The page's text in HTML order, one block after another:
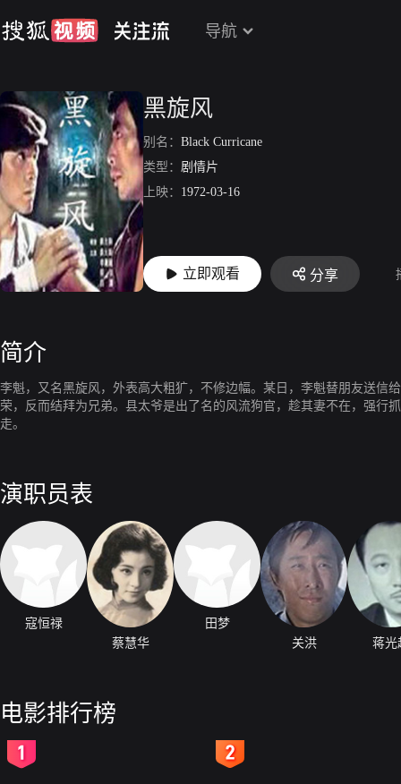
导航
黑旋风
别名： Black Curricane
类型： 剧情片
上映： 1972-03-16
立即观看 分享
简介
李魁，又名黑旋风，外表高大粗犷，不修边幅。某日，李魁替朋友送信
荣，反而结拜为兄弟。县太爷是出了名的风流狗官，趁其妻不在，强行
走。
演职员表
寇恒禄
蔡慧华
田梦
关洪
蒋光
电影排行榜